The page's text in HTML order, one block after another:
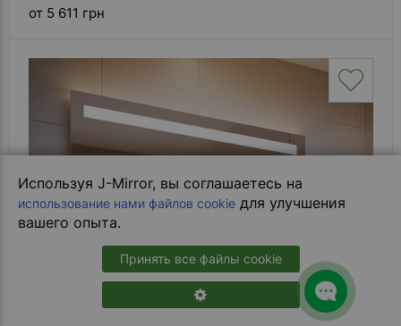
Используя J-Mirror, вы соглашаетесь на
использование нами файлов cookie для улучшения
вашего опыта.
Принять все файлы cookie
от 5 611 грн